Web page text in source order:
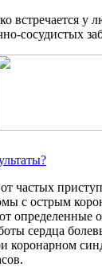
встречается
сосудистых
частых
с острым
определенные
сердца
коронарном